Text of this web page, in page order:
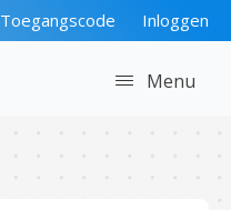
Toegangscode Inloggen
Menu